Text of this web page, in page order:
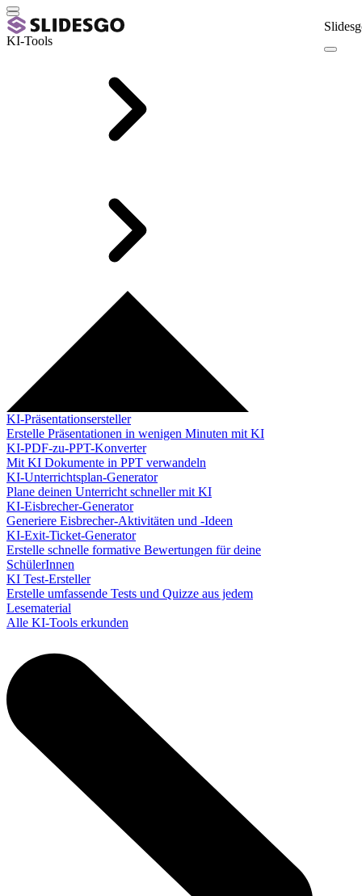
KI-Tools
KI-Präsentationsersteller
Erstelle Präsentationen in wenigen Minuten mit KI
KI-PDF-zu-PPT-Konverter
Mit KI Dokumente in PPT verwandeln
KI-Unterrichtsplan-Generator
Plane deinen Unterricht schneller mit KI
KI-Eisbrecher-Generator
Generiere Eisbrecher-Aktivitäten und -Ideen
KI-Exit-Ticket-Generator
Erstelle schnelle formative Bewertungen für deine
SchülerInnen
KI Test-Ersteller
Erstelle umfassende Tests und Quizze aus jedem
Lesematerial
Alle KI-Tools erkunden